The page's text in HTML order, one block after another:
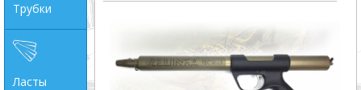
грн
Трубки
Ласты